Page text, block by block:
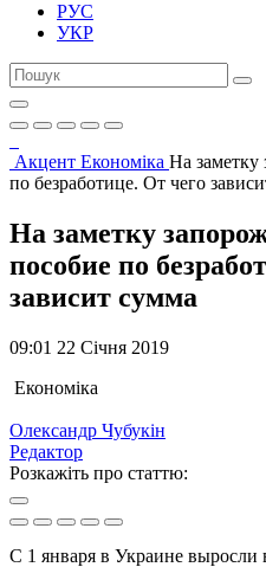
РУС
УКР
Акцент Економіка На заметку
по безработице. От чего
На заметку
пособие по
зависит сумма
09:01 22 Січня 2019
Економіка
Олександр Чубукін
Редактор
Розкажіть про статтю:
С 1 января в Украине выросли